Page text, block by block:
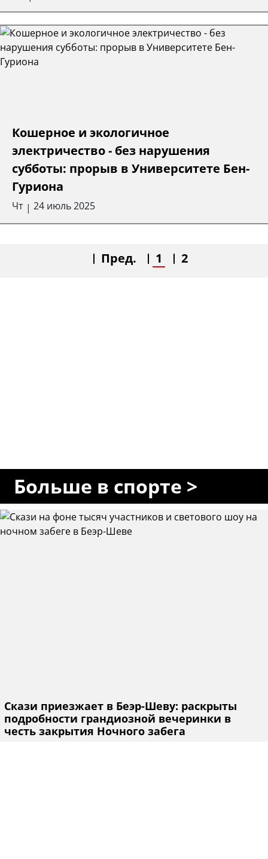
Кошерное и экологичное
электричество - без нарушения
субботы: прорыв в Университете Бен-
Гуриона
Чт | 24 июль 2025
Пред. 1 2
Больше в спорте >
Скази приезжает в Беэр-Шеву: раскрыты
подробности грандиозной вечеринки в
честь закрытия Ночного забега